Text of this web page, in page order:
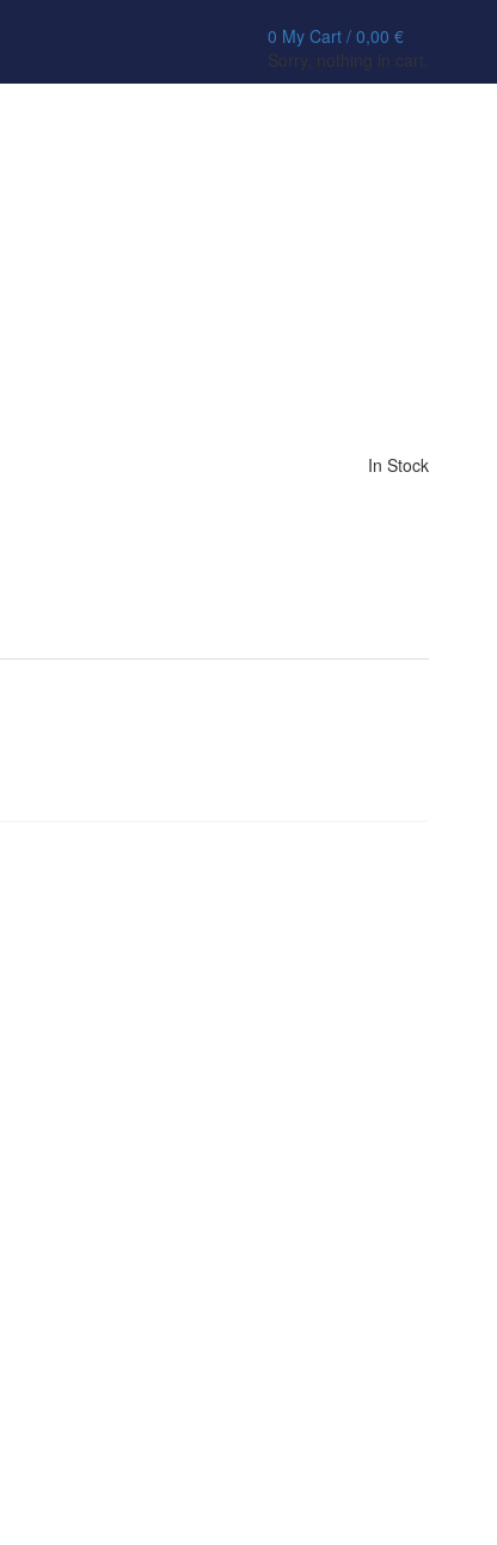
0 My Cart / 0,00 €
Sorry, nothing in cart.
In Stock